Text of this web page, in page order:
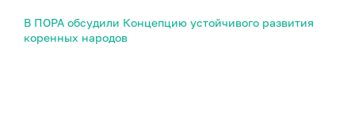
В ПОРА обсудили Концепцию устойчивого развития
коренных народов